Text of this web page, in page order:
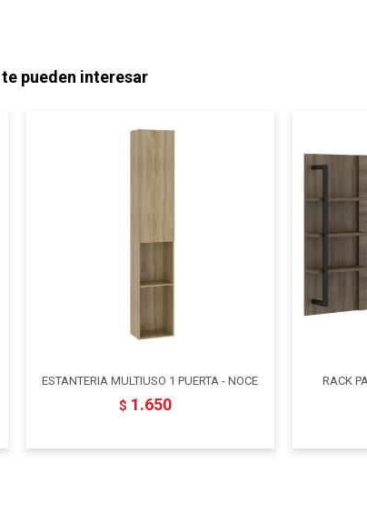
pueden interesar
ESTANTERIA MULTIUSO 1 PUERTA - NOCE
$ 1.650
RACK